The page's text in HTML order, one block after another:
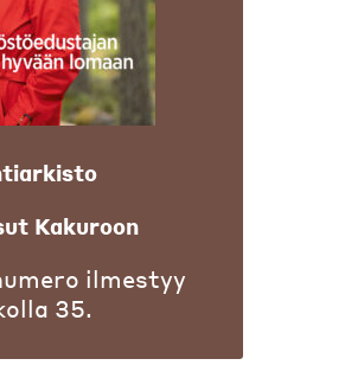
Kakuroon
ilmestyy
35.